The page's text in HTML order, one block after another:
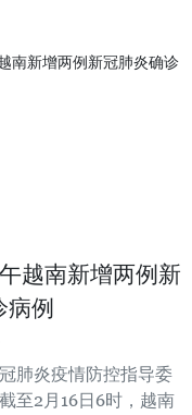
越南新增两例新
例
肺炎疫情防控指导委
至2月16日6时，越南